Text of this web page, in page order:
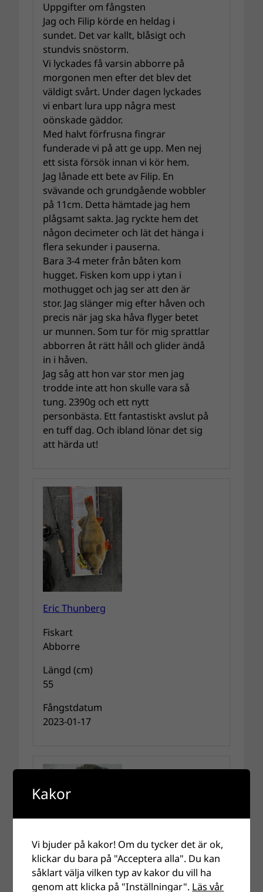
Uppgifter om fångsten
Jag och Filip körde en heldag i
sundet. Det var kallt, blåsigt och
stundvis snöstorm.
Vi lyckades få varsin abborre på
morgonen men efter det blev det
väldigt svårt. Under dagen lyckades
vi enbart lura upp några mest
oönskade gäddor.
Med halvt förfrusna fingrar
funderade vi på att ge upp. Men nej
ett sista försök innan vi kör hem.
Jag lånade ett bete av Filip. En
svävande och grundgående wobbler
på 11cm. Detta hämtade jag hem
plågsamt sakta. Jag ryckte hem det
någon decimeter och lät det hänga i
flera sekunder i pauserna.
Bara 3-4 meter från båten kom
hugget. Fisken kom upp i ytan i
mothugget och jag ser att den är
stor. Jag slänger mig efter håven och
precis när jag ska håva flyger betet
ur munnen. Som tur för mig sprattlar
abborren åt rätt håll och glider ändå
in i håven.
Jag såg att hon var stor men jag
trodde inte att hon skulle vara så
tung. 2390g och ett nytt
personbästa. Ett fantastiskt avslut på
en tuff dag. Och ibland lönar det sig
att härda ut!
Eric Thunberg
Fiskart
Abborre
Längd (cm)
55
Fångstdatum
2023-01-17
Jan Olsson
Fiskart
Abborre
Kakor
Vi bjuder på kakor! Om du tycker det är ok,
klickar du bara på "Acceptera alla". Du kan
såklart välja vilken typ av kakor du vill ha
genom att klicka på "Inställningar". Läs vår